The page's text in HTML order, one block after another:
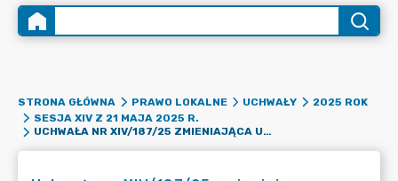
STRONA GŁÓWNA PRAWO LOKALNE UCHWAŁY
2025 ROK
SESJA XIV Z 21 MAJA 2025 R.
UCHWAŁA NR XIV/187/25 ZMIENIAJĄCA UCHWAŁĘ W SPRAWIE WIELOLETNIEJ PROGNOZY FINANSOWEJ GMINY MOGILNO NA LATA 2025–2039.